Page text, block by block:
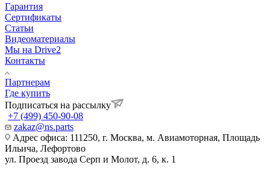
Гарантия
Сертификаты
Статьи
Видеоматериалы
Мы на Drive2
Контакты
Партнерам
Где купить
Подписаться на рассылку
+7 (499) 450-90-08
zakaz@ns.parts
Адрес офиса: 111250, г. Москва, м. Авиамоторная, Площадь
Ильича, Лефортово
ул. Проезд завода Серп и Молот, д. 6, к. 1